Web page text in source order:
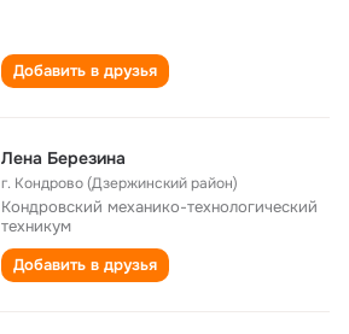
Добавить в друзья
Лена Березина
г. Кондрово (Дзержинский район)
Кондровский механико-технологический
техникум
Добавить в друзья